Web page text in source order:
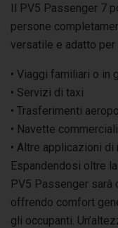
Il PV5 Passenger 7
persone
versatile e adatto
• Viaggi familiari o in
• Servizi di taxi
• Trasferimenti
• Navette commerciali
• Altre applicazioni
Espandendosi oltre
PV5 Passenger
offrendo comfort
gli occupanti.